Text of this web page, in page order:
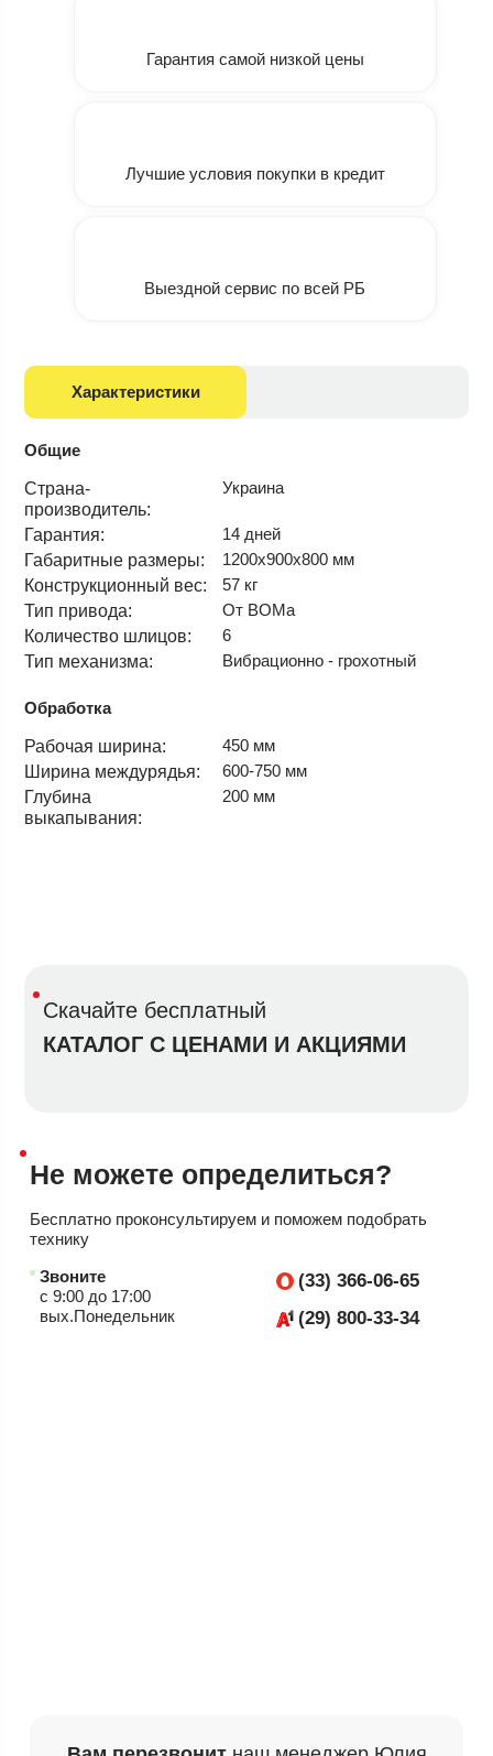
Гарантия самой низкой цены
Лучшие условия покупки в кредит
Выездной сервис по всей РБ
Характеристики
Общие
Страна-
производитель:
Украина
Гарантия:
14 дней
Габаритные размеры:
1200х900х800 мм
Конструкционный вес:
57 кг
Тип привода:
От ВОМа
Количество шлицов:
6
Тип механизма:
Вибрационно - грохотный
Обработка
Рабочая ширина:
450 мм
Ширина междурядья:
600-750 мм
Глубина
выкапывания:
200 мм
Скачайте бесплатный
КАТАЛОГ С ЦЕНАМИ И АКЦИЯМИ
Не можете определиться?
Бесплатно проконсультируем и поможем подобрать
технику
Звоните
с 9:00 до 17:00
вых.Понедельник
(33) 366-06-65
(29) 800-33-34